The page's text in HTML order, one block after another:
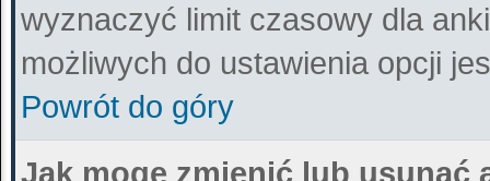
wyznaczyć limit czasowy dla
możliwych do ustawienia opcji
Powrót do góry
Jak mogę zmienić lub usunąć